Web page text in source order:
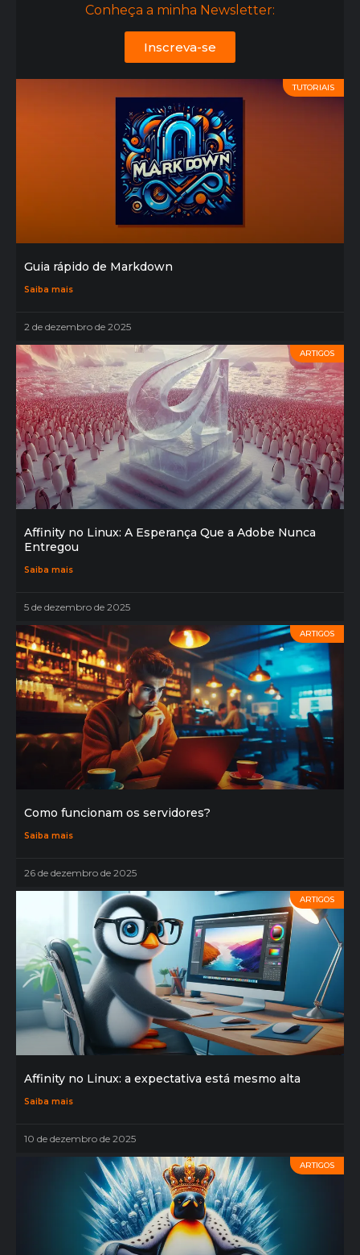
Conheça a minha Newsletter:
Inscreva-se
TUTORIAIS
Guia rápido de Markdown
Saiba mais
2 de dezembro de 2025
ARTIGOS
Affinity no Linux: A Esperança Que a Adobe Nunca
Entregou
Saiba mais
5 de dezembro de 2025
ARTIGOS
Como funcionam os servidores?
Saiba mais
26 de dezembro de 2025
ARTIGOS
Affinity no Linux: a expectativa está mesmo alta
Saiba mais
10 de dezembro de 2025
ARTIGOS